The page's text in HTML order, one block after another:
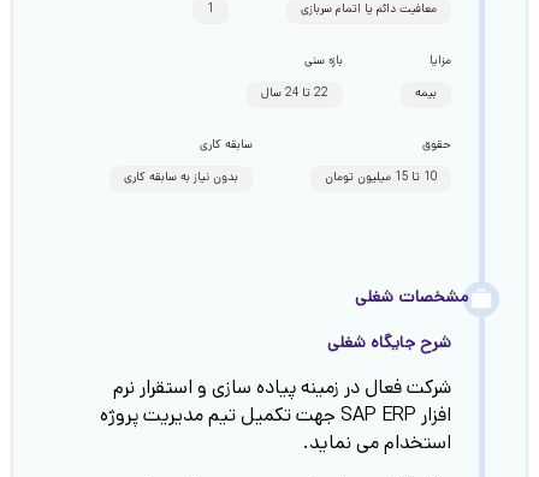
معافیت دائم یا اتمام سربازی
1
مزایا
بیمه
بازه سنی
22 تا 24 سال
حقوق
10 تا 15 میلیون تومان
سابقه کاری
بدون نیاز به سابقه کاری
مشخصات شغلی
شرح جایگاه شغلی
شرکت فعال در زمینه پیاده سازی و استقرار نرم
افزار SAP ERP جهت تکمیل تیم مدیریت پروژه
استخدام می نماید.